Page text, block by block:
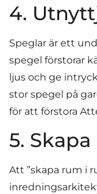
4.
Speglar är ett
spegel förstorar
ljus och ge
stor spegel på
för att förstora
5.
Att ”skapa rum i